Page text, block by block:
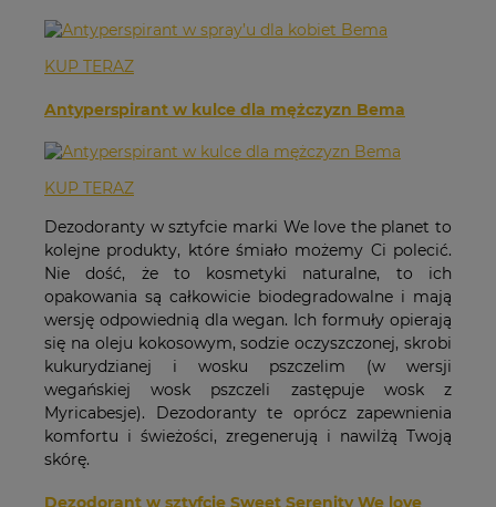
KUP TERAZ
Antyperspirant w kulce dla mężczyzn Bema
KUP TERAZ
Dezodoranty w sztyfcie marki We love the planet to
kolejne produkty, które śmiało możemy Ci polecić.
Nie dość, że to kosmetyki naturalne, to ich
opakowania są całkowicie biodegradowalne i mają
wersję odpowiednią dla wegan. Ich formuły opierają
się na oleju kokosowym, sodzie oczyszczonej, skrobi
kukurydzianej i wosku pszczelim (w wersji
wegańskiej wosk pszczeli zastępuje wosk z
Myricabesje). Dezodoranty te oprócz zapewnienia
komfortu i świeżości, zregenerują i nawilżą Twoją
skórę.
Dezodorant w sztyfcie Sweet Serenity We love